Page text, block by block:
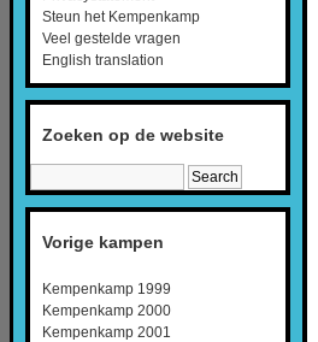
Steun het Kempenkamp
Veel gestelde vragen
English translation
Zoeken op de website
Vorige kampen
Kempenkamp 1999
Kempenkamp 2000
Kempenkamp 2001